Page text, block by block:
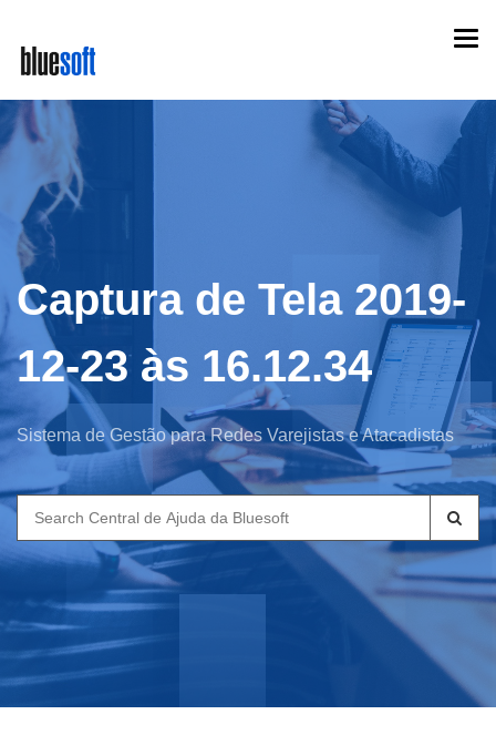
main
content
Captura de Tela 2019-
12-23 às 16.12.34
Sistema de Gestão para Redes Varejistas e Atacadistas
Search
for: